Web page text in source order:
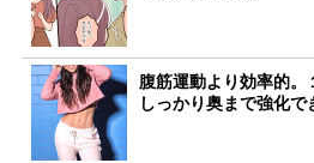
腹筋運動より効率的
しっかり奥まで強化で